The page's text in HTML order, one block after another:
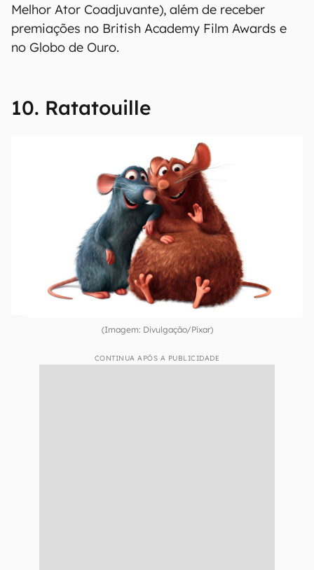
Melhor Ator Coadjuvante), além de receber
premiações no British Academy Film Awards e
no Globo de Ouro.
10. Ratatouille
(Imagem: Divulgação/Pixar)
CONTINUA APÓS A PUBLICIDADE